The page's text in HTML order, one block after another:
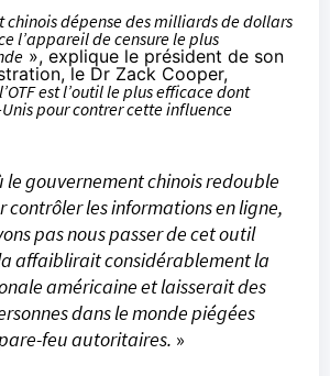
chinois dépense des milliards de dollars
l’appareil de censure le plus
», explique le président de son
, le Dr Zack Cooper,
l’OTF est l’outil le plus efficace dont
pour contrer cette influence
le gouvernement chinois redouble
contrôler les informations en ligne,
pas nous passer de cet outil
affaiblirait considérablement la
américaine et laisserait des
dans le monde piégées
feu autoritaires. »